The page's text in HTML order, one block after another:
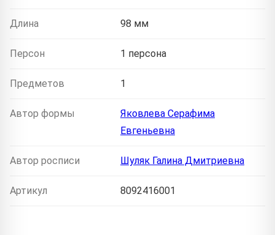
Длина 98 мм
Персон 1 персона
Предметов 1
Автор формы
Яковлева Серафима
Евгеньевна
Автор росписи Шуляк Галина Дмитриевна
Артикул 8092416001